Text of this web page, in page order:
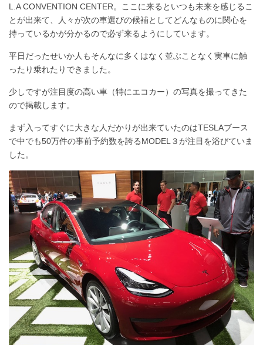
L.A CONVENTION CENTER。ここに来るといつも未来を感じるこ
とが出来て、人々が次の車選びの候補としてどんなものに関心を
持っているかが分かるので必ず来るようにしています。
平日だったせいか人もそんなに多くはなく並ぶことなく実車に触
ったり乗れたりできました。
少しですが注目度の高い車（特にエコカー）の写真を撮ってきた
ので掲載します。
まず入ってすぐに大きな人だかりが出来ていたのはTESLAブース
で中でも50万件の事前予約数を誇るMODEL３が注目を浴びていま
した。